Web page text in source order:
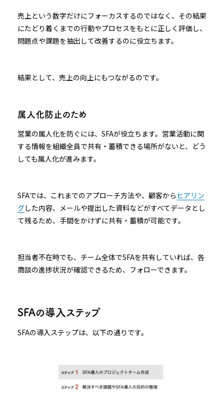
売上という数字だけにフォーカスするのではなく、その結果
にたどり着くまでの行動やプロセスをもとに正しく評価し、
問題点や課題を抽出して改善するのに役立ちます。
結果として、売上の向上にもつながるのです。
属人化防止のため
営業の属人化を防ぐには、SFAが役立ちます。営業活動に関
する情報を組織全員で共有・蓄積できる場所がないと、どう
しても属人化が進みます。
SFAでは、これまでのアプローチ方法や、顧客から ヒアリン
グした内容、メールや提出した資料などがすべてデータとし
て残るため、手間をかけずに共有・蓄積が可能です。
担当者不在時でも、チーム全体でSFAを共有していれば、各
商談の進捗状況が確認できるため、フォローできます。
SFAの導入ステップ
SFAの導入ステップは、以下の通りです。